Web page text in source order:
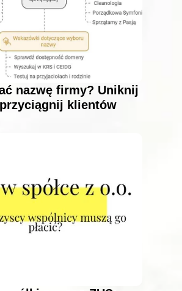
nazwę firmy? Uniknij
przyciągnij klientów